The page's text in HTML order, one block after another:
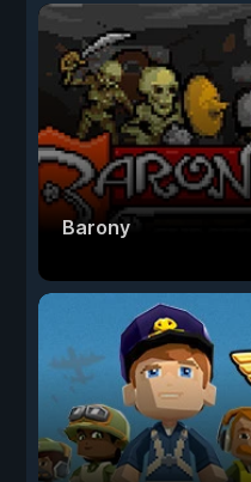
Barony